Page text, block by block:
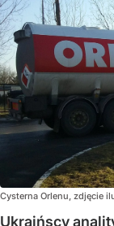
Cysterna Orlenu, zdjęcie
Ukraińscy